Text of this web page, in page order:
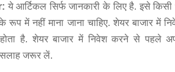
ये आर्टिकल सिर्फ जानकारी के लिए है. इसे
रूप में नहीं माना जाना चाहिए. शेयर बाजार में
है. शेयर बाजार में निवेश करने से पहले
जरूर लें.